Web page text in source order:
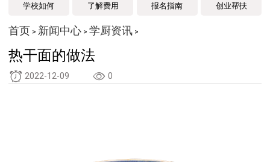
学校如何 了解费用 报名指南 创业帮扶
首页 > 新闻中心> 学厨资讯>
热干面的做法
2022-12-09 0